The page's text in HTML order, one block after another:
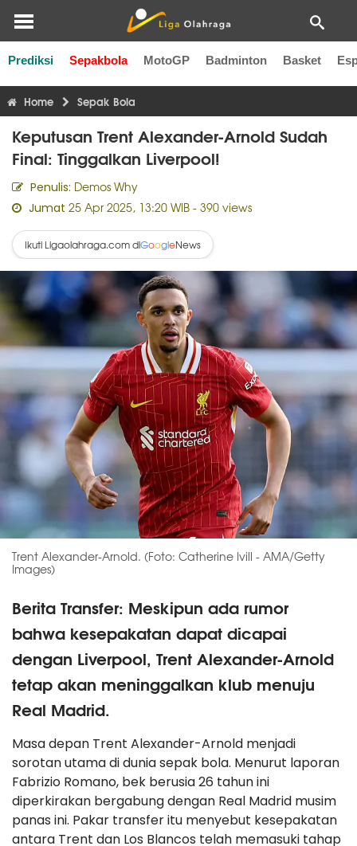
Prediksi Sepakbola MotoGP Badminton Basket
Liga Inggris Liga Italia Liga Spanyol Liga Perancis
Home Sepak Bola
Keputusan Trent Alexander-Arnold Sudah
Final: Tinggalkan Liverpool!
Penulis: Demos Why
Jumat 25 Apr 2025, 13:20 WIB - 390 views
Ikuti Ligaolahraga.com diGoogleNews
Trent Alexander-Arnold. (Foto: Catherine Ivill - AMA/Getty
Images)
Berita Transfer: Meskipun ada rumor
bahwa kesepakatan dapat dicapai
dengan Liverpool, Trent Alexander-Arnold
tetap akan meninggalkan klub menuju
Real Madrid.
Masa depan Trent Alexander-Arnold menjadi
sorotan utama di dunia sepak bola. Menurut laporan
Fabrizio Romano, bek berusia 26 tahun ini
diperkirakan bergabung dengan Real Madrid musim
panas ini. Pakar transfer itu menyebut kesepakatan
antara Trent dan Los Blancos telah memasuki tahap